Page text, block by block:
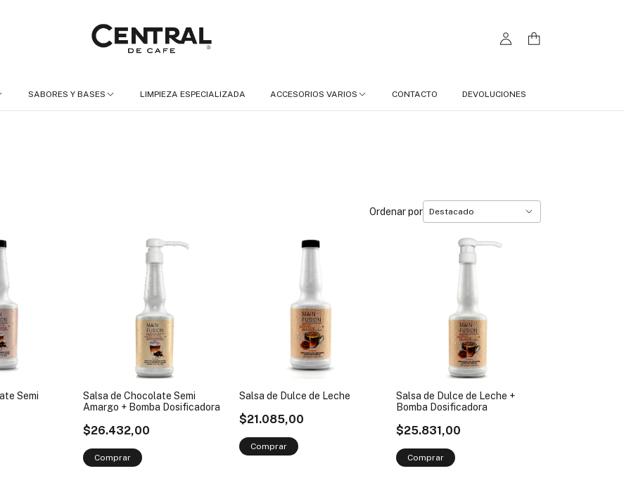
SABORES Y BASES LIMPIEZA ESPECIALIZADA ACCESORIOS VARIOS CONTACTO DEVOLUCIONES
Ordenar por
Semi
Salsa de Chocolate Semi
Amargo + Bomba Dosificadora
$26.432,00
Salsa de Dulce de Leche
$21.085,00
Salsa de Dulce de Leche +
Bomba Dosificadora
$25.831,00